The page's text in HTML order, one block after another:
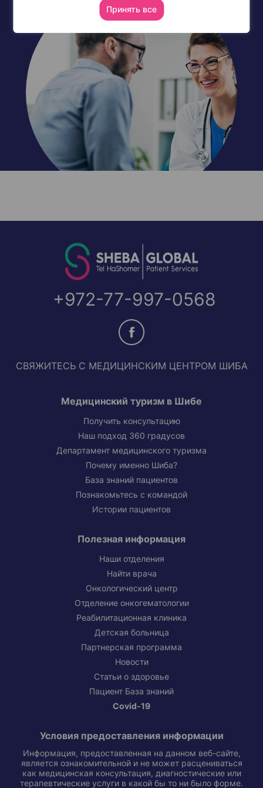
Принять все
+972-77-997-0568
СВЯЖИТЕСЬ С МЕДИЦИНСКИМ ЦЕНТРОМ ШИБА
Медицинский туризм в Шибе
Получить консультацию
Наш подход 360 градусов
Департамент медицинского туризма
Почему именно Шиба?
База знаний пациентов
Познакомьтесь с командой
Истории пациентов
Полезная информация
Наши отделения
Найти врача
Онкологический центр
Отделение онкогематологии
Реабилитационная клиника
Детская больница
Партнерская программа
Новости
Статьи о здоровье
Пациент База знаний
Covid-19
Условия предоставления информации
Информация, предоставленная на данном веб-сайте,
является ознакомительной и не может расцениваться
как медицинская консультация, диагностические или
терапевтические услуги в какой бы то ни было форме.